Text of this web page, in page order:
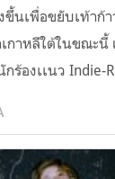
นเพื่อขยับเท้าก้า
กาหลีใต้ในขณะนี้
ร้องเเนว Indie-